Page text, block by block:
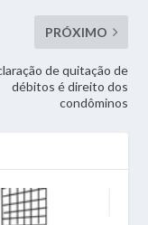
PRÓXIMO
de quitação de
débitos é direito dos
condôminos